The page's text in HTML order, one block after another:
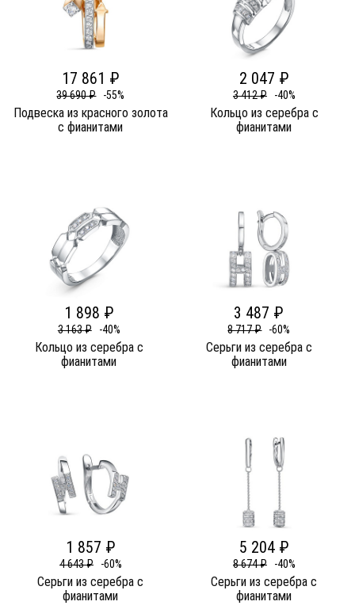
17 861 ₽
39 690 ₽ -55%
Подвеска из красного золота
c фианитами
2 047 ₽
3 412 ₽ -40%
Кольцо из серебра c
фианитами
1 898 ₽
3 163 ₽ -40%
Кольцо из серебра c
фианитами
3 487 ₽
8 717 ₽ -60%
Серьги из серебра c
фианитами
1 857 ₽
4 643 ₽ -60%
Серьги из серебра c
фианитами
5 204 ₽
8 674 ₽ -40%
Серьги из серебра c
фианитами